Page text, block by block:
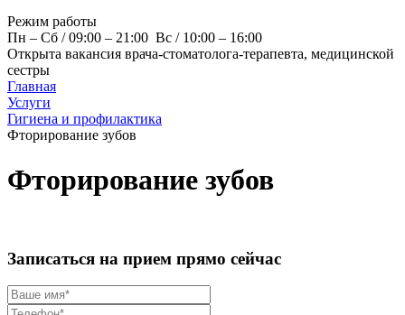
Режим работы
Пн – Cб / 09:00 – 21:00 Вс / 10:00 – 16:00
Открыта вакансия врача-стоматолога-терапевта, медицинской
сестры
Главная
Услуги
Гигиена и профилактика
Фторирование зубов
Фторирование зубов
Записаться на прием прямо сейчас